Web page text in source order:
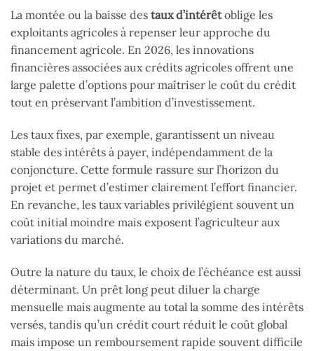
La montée ou la baisse des taux d’intérêtoblige les
exploitants agricoles à repenser leur approche du
financement agricole. En 2026, les innovations
financières associées aux crédits agricoles offrent une
large palette d’options pour maîtriser le coût du crédit
tout en préservant l’ambition d’investissement.
Les taux fixes, par exemple, garantissent un niveau
stable des intérêts à payer, indépendamment de la
conjoncture. Cette formule rassure sur l’horizon du
projet et permet d’estimer clairement l’effort financier.
En revanche, les taux variables privilégient souvent un
coût initial moindre mais exposent l’agriculteur aux
variations du marché.
Outre la nature du taux, le choix de l’échéance est aussi
déterminant. Un prêt long peut diluer la charge
mensuelle mais augmente au total la somme des intérêts
versés, tandis qu’un crédit court réduit le coût global
mais impose un remboursement rapide souvent difficile